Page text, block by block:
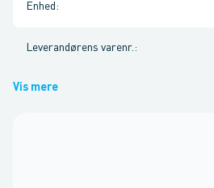
Enhed :
Leverandørens varenr. :
Vis mere